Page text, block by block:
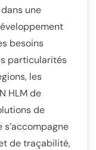
une
besoins
particularités
les
HLM de
de
de traçabilité,